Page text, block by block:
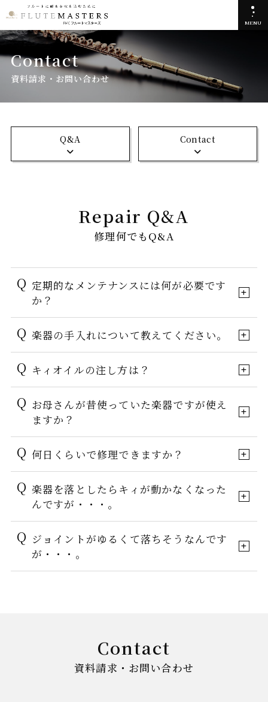
MENU
資料請求・お問い合わせ
Contact
Q&A Contact
修理何でもQ&A
Repair Q&A
定期的なメンテナンスには何が必要です
か？
楽器の手入れについて教えてください。
キィオイルの注し方は？
お母さんが昔使っていた楽器ですが使え
ますか？
何日くらいで修理できますか？
楽器を落としたらキィが動かなくなった
んですが・・・。
ジョイントがゆるくて落ちそうなんです
が・・・。
資料請求・お問い合わせ
Contact